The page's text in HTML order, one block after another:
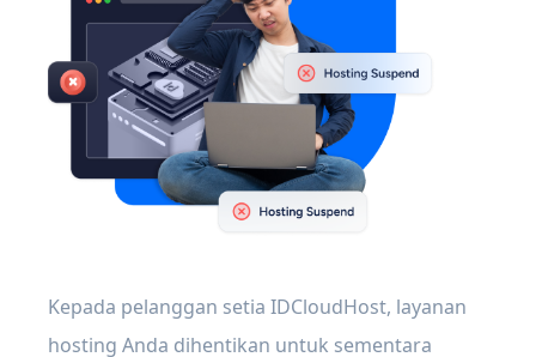
Kepada pelanggan setia IDCloudHost, layanan
hosting Anda dihentikan untuk sementara